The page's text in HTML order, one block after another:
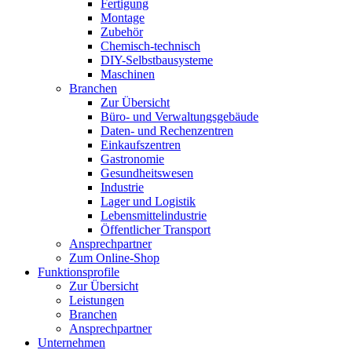
Fertigung
Montage
Zubehör
Chemisch-technisch
DIY-Selbstbausysteme
Maschinen
Branchen
Zur Übersicht
Büro- und Verwaltungsgebäude
Daten- und Rechenzentren
Einkaufszentren
Gastronomie
Gesundheitswesen
Industrie
Lager und Logistik
Lebensmittelindustrie
Öffentlicher Transport
Ansprechpartner
Zum Online-Shop
Funktionsprofile
Zur Übersicht
Leistungen
Branchen
Ansprechpartner
Unternehmen